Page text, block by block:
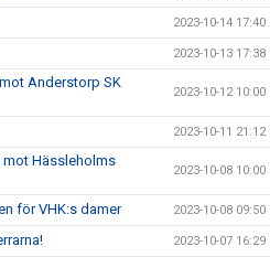
2023-10-14 17:40
2023-10-13 17:38
Anderstorp SK
2023-10-12 10:00
2023-10-11 21:12
Hässleholms
2023-10-08 10:00
för VHK:s damer 2023-10-08 09:50
2023-10-07 16:29